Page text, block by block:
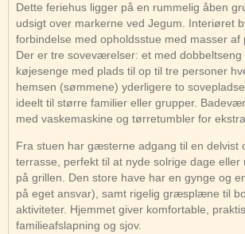
Dette feriehus ligger på en rummelig åben
udsigt over markerne ved Jegum. Interiøret
forbindelse med opholdsstue med masser af
Der er tre soveværelser: et med dobbeltseng
køjesenge med plads til op til tre personer
hemsen (sømmene) yderligere to
ideelt til større familier eller grupper.
med vaskemaskine og tørretumbler for
Fra stuen har gæsterne adgang til en delvist
terrasse, perfekt til at nyde solrige dage eller
på grillen. Den store have har en gynge og
på eget ansvar), samt rigelig græsplæne til
aktiviteter. Hjemmet giver komfortable,
familieafslapning og sjov.